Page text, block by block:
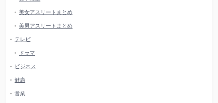
美女アスリートまとめ
美男アスリートまとめ
テレビ
ドラマ
ビジネス
健康
営業